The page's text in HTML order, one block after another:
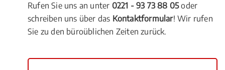
Rufen Sie uns an unter 0221 - 93 73 88 05oder
schreiben uns über das Kontaktformular! Wir rufen
Sie zu den büroüblichen Zeiten zurück.